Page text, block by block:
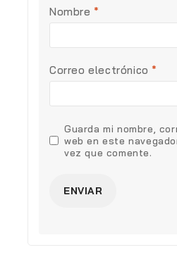
Nombre*
Correo electrónico*
Guarda mi nombre,
web en este
vez que comente.